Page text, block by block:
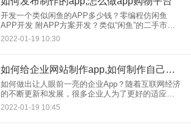
开发一个类似闲鱼的APP多少钱？零编程仿闲鱼
APP开发 附APP方案开发？类似“闲鱼”的二手市场
APP怎么样二手市场足够广阔：特色小商品与其他
驴友共享，宝宝不再喜欢的玩具送给其他小朋友，
2022-01-19 10:30
如何给企业网站制作app,如何制作自己企业app
如何做出让人眼前一亮的企业App？随着互联网经济
的不断更新和发展，很多企业人为了更好的适应
它，寻求发展，占领一席之地，纷纷开启App开发。
App已成为当今企业转型突破的关键点。在这股热潮
2022-01-19 10:45